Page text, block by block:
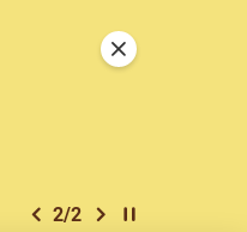
上一个
2/2 下一个开始/暂停幻灯
关闭特別通告